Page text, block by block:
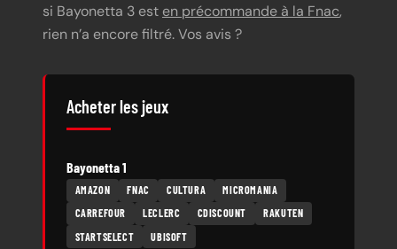
si Bayonetta 3 est en précommande à la Fnac,
rien n’a encore filtré. Vos avis ?
Acheter les jeux
Bayonetta 1
AMAZON FNAC CULTURA
MICROMANIA
CARREFOUR
LECLERC CDISCOUNT
RAKUTEN
STARTSELECT
UBISOFT